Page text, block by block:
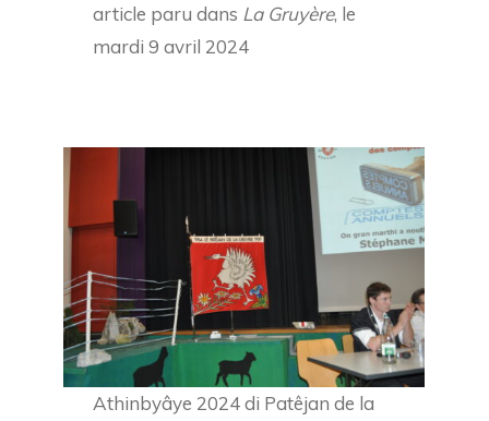
article paru dans La Gruyère, le
mardi 9 avril 2024
Athinbyâye 2024 di Patêjan de la